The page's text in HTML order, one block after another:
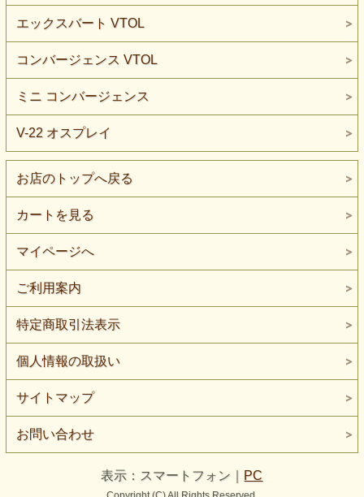
エックスバート VTOL
コンバージェンス VTOL
ミニ コンバージェンス
V-22 オスプレイ
お店のトップへ戻る
カートを見る
マイページへ
ご利用案内
特定商取引法表示
個人情報の取扱い
サイトマップ
お問い合わせ
表示：スマートフォン｜ PC